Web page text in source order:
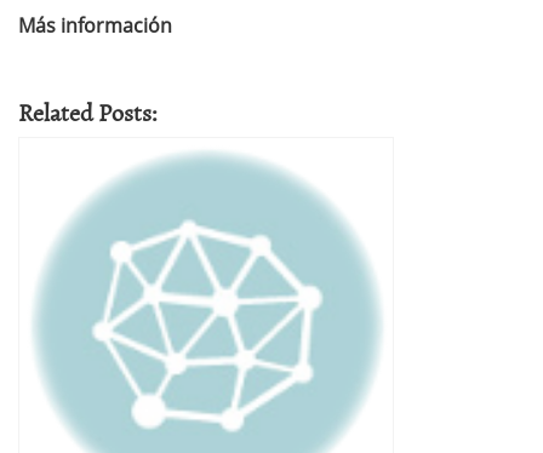
Más información
Related Posts: